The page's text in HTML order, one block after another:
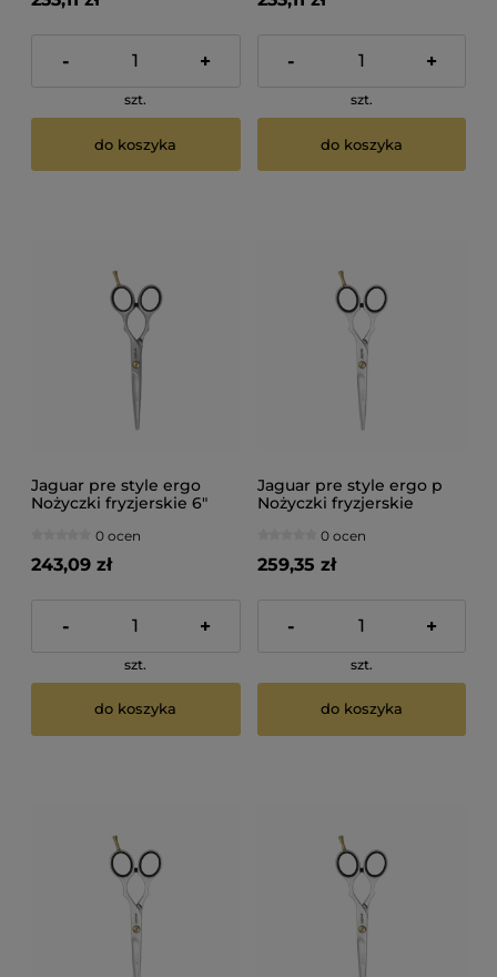
- +
szt.
do koszyka
- +
szt.
do koszyka
Jaguar pre style ergo
Nożyczki fryzjerskie 6"
0 ocen
243,09 zł
- +
szt.
do koszyka
Jaguar pre style ergo p
Nożyczki fryzjerskie
0 ocen
259,35 zł
- +
szt.
do koszyka